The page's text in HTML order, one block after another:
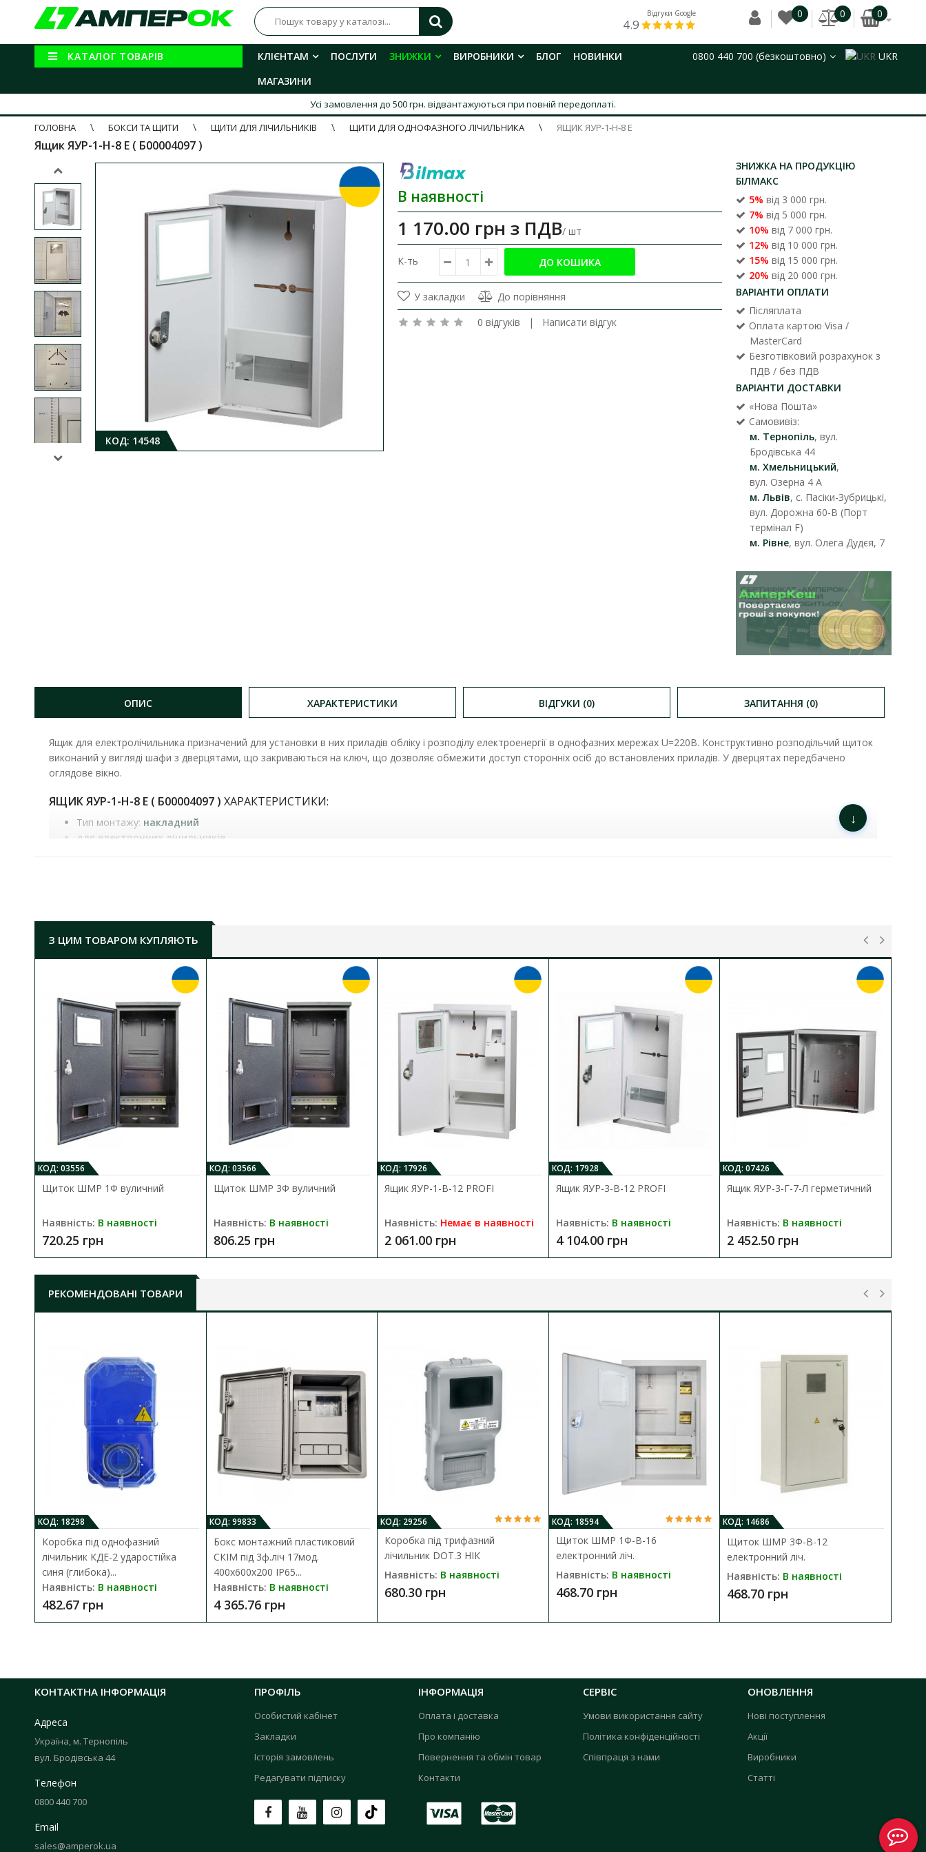
Відгуки Google
4.9
0 0 0
КАТАЛОГ ТОВАРІВ КЛІЄНТАМ ПОСЛУГИ ЗНИЖКИ ВИРОБНИКИ БЛОГ
НОВИНКИ
МАГАЗИНИ
0800 440 700 (безкоштовно) UKR
Усі замовлення до 500 грн. відвантажуються при повній передоплаті.
ГОЛОВНА
БОКСИ ТА ЩИТИ ЩИТИ ДЛЯ ЛІЧИЛЬНИКІВ ЩИТИ ДЛЯ ОДНОФАЗНОГО ЛІЧИЛЬНИКА ЯЩИК ЯУР-1-Н-8 Е
Ящик ЯУР-1-Н-8 Е ( Б00004097 )
КОД: 14548
В наявності
1 170.00 грн з ПДВ/ шт
К-ть
У закладки
До порівняння
0 відгуків | Написати відгук
ЗНИЖКА НА ПРОДУКЦІЮ
БІЛМАКС
5% від 3 000 грн.
7% від 5 000 грн.
10% від 7 000 грн.
12% від 10 000 грн.
15% від 15 000 грн.
20% від 20 000 грн.
ВАРІАНТИ ОПЛАТИ
Післяплата
Оплата картою Visa /
MasterCard
Безготівковий розрахунок з
ПДВ / без ПДВ
ВАРІАНТИ ДОСТАВКИ
«Нова Пошта»
Самовивіз:
м. Тернопіль, вул.
Бродівська 44
м. Хмельницький,
вул. Озерна 4 А
м. Львів, с. Пасіки-Зубрицькі,
вул. Дорожна 60-В (Порт
термінал F)
м. Рівне, вул. Олега Дудєя, 7
ОПИС ХАРАКТЕРИСТИКИ ВІДГУКИ (0) ЗАПИТАННЯ (0)
Ящик для електролічильника призначений для установки в них приладів обліку і розподілу електроенергії в однофазних мережах U=220В. Конструктивно розподільчий щиток
виконаний у вигляді шафи з дверцятами, що закриваються на ключ, що дозволяє обмежити доступ сторонніх осіб до встановлених приладів. У дверцятах передбачено
оглядове вікно.
ЯЩИК ЯУР-1-Н-8 Е ( Б00004097 ) ХАРАКТЕРИСТИКИ:
Тип монтажу: накладний
для електронних лічильників
↓
З ЦИМ ТОВАРОМ КУПЛЯЮТЬ
КОД: 03556
Щиток ШМР 1Ф вуличний
Наявність: В наявності
720.25 грн
КОД: 03566
Щиток ШМР 3Ф вуличний
Наявність: В наявності
806.25 грн
КОД: 17926
Ящик ЯУР-1-В-12 PROFI
Наявність: Немає в наявності
2 061.00 грн
КОД: 17928
Ящик ЯУР-3-В-12 PROFI
Наявність: В наявності
4 104.00 грн
КОД: 07426
Ящик ЯУР-3-Г-7-Л герметичний
Наявність: В наявності
2 452.50 грн
РЕКОМЕНДОВАНІ ТОВАРИ
КОД: 18298
Коробка під однофазний
лічильник КДЕ-2 ударостійка
синя (глибока)...
Наявність: В наявності
482.67 грн
КОД: 99833
Бокс монтажний пластиковий
СКІМ під 3ф.ліч 17мод.
400х600х200 IP65...
Наявність: В наявності
4 365.76 грн
КОД: 29256
Коробка під трифазний
лічильник DOT.3 НІК
Наявність: В наявності
680.30 грн
КОД: 18594
Щиток ШМР 1Ф-В-16
електронний ліч.
Наявність: В наявності
468.70 грн
КОД: 14686
Щиток ШМР 3Ф-В-12
електронний ліч.
Наявність: В наявності
468.70 грн
КОНТАКТНА ІНФОРМАЦІЯ
Адреса
Україна, м. Тернопіль
вул. Бродівська 44
Телефон
0800 440 700
Email
sales@amperok.ua
ПРОФІЛЬ
Особистий кабінет
Закладки
Історія замовлень
Редагувати підписку
ІНФОРМАЦІЯ
Оплата і доставка
Про компанію
Повернення та обмін товар
Контакти
СЕРВІС
Умови використання сайту
Політика конфіденційності
Співпраця з нами
ОНОВЛЕННЯ
Нові поступлення
Акції
Виробники
Статті